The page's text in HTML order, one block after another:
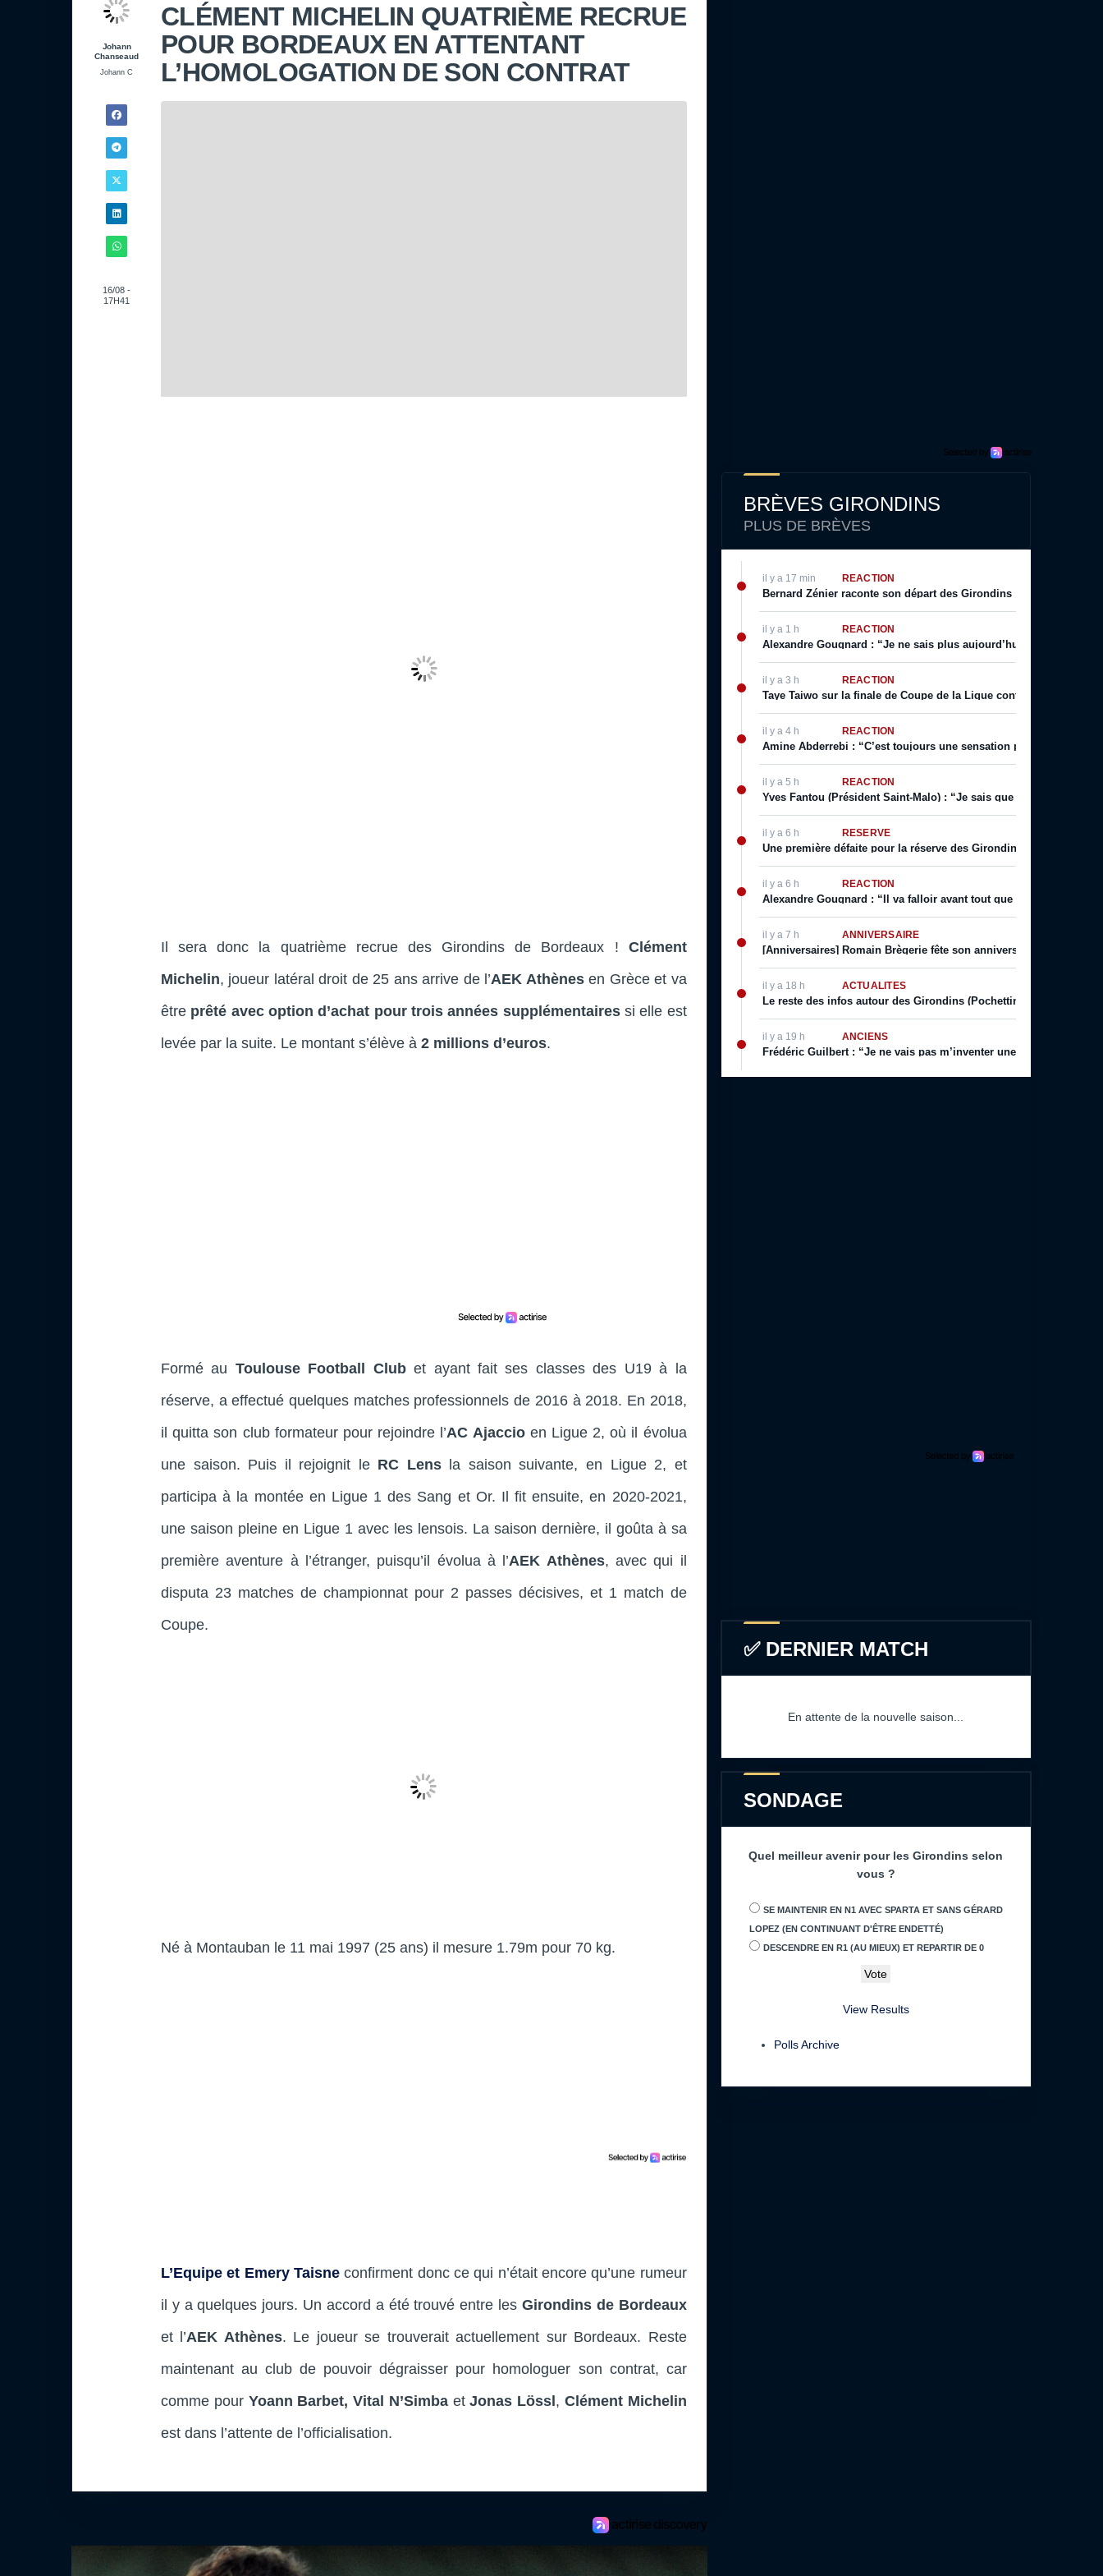
Johann
Chanseaud
Johann C
16/08 -
17H41
CLÉMENT MICHELIN QUATRIÈME RECRUE
POUR BORDEAUX EN ATTENTANT
L’HOMOLOGATION DE SON CONTRAT
Il sera donc la quatrième recrue des Girondins de Bordeaux ! Clément
Michelin, joueur latéral droit de 25 ans arrive de l’AEK Athènesen Grèce et va
être prêté avec option d’achat pour trois années supplémentairessi elle est
levée par la suite. Le montant s’élève à 2 millions d’euros.
Formé au Toulouse Football Clubet ayant fait ses classes des U19 à la
réserve, a effectué quelques matches professionnels de 2016 à 2018. En 2018,
il quitta son club formateur pour rejoindre l’AC Ajaccioen Ligue 2, où il évolua
une saison. Puis il rejoignit le RC Lensla saison suivante, en Ligue 2, et
participa à la montée en Ligue 1 des Sang et Or. Il fit ensuite, en 2020-2021,
une saison pleine en Ligue 1 avec les lensois. La saison dernière, il goûta à sa
première aventure à l’étranger, puisqu’il évolua à l’AEK Athènes, avec qui il
disputa 23 matches de championnat pour 2 passes décisives, et 1 match de
Coupe.
Né à Montauban le 11 mai 1997 (25 ans) il mesure 1.79m pour 70 kg.
L’Equipe et Emery Taisne confirment donc ce qui n’était encore qu’une rumeur
il y a quelques jours. Un accord a été trouvé entre les Girondins de Bordeaux
et l’AEK Athènes. Le joueur se trouverait actuellement sur Bordeaux. Reste
maintenant au club de pouvoir dégraisser pour homologuer son contrat, car
comme pour Yoann Barbet, Vital N’SimbaetJonas Lössl, Clément Michelin
est dans l’attente de l’officialisation.
BRÈVES GIRONDINS
PLUS DE BRÈVES
il y a 17 min RÉACTION
Bernard Zénier raconte son départ des Girondins : “C’était une
il y a 1 h RÉACTION
Alexandre Gougnard : “Je ne sais plus aujourd’hui s’il faut
il y a 3 h RÉACTION
Taye Taiwo sur la finale de Coupe de la Ligue contre Bordeaux :
il y a 4 h RÉACTION
Amine Abderrebi : “C’est toujours une sensation positive surtout
il y a 5 h RÉACTION
Yves Fantou (Président Saint-Malo) : “Je sais que Bordeaux est
il y a 6 h RÉSERVE
Une première défaite pour la réserve des Girondins, Yazid Mokhfi
il y a 6 h RÉACTION
Alexandre Gougnard : “Il va falloir avant tout que le Comex
il y a 7 h ANNIVERSAIRE
[Anniversaires] Romain Brègerie fête son anniversaire ce 9 Août
il y a 18 h ACTUALITÉS
Le reste des infos autour des Girondins (Pochettino prolonge,
il y a 19 h ANCIENS
Frédéric Guilbert : “Je ne vais pas m’inventer une vie. J’ai
✅ DERNIER MATCH
En attente de la nouvelle saison...
SONDAGE
Quel meilleur avenir pour les Girondins selon
vous ?
SE MAINTENIR EN N1 AVEC SPARTA ET SANS GÉRARD
LOPEZ (EN CONTINUANT D'ÊTRE ENDETTÉ)
DESCENDRE EN R1 (AU MIEUX) ET REPARTIR DE 0
View Results
Polls Archive